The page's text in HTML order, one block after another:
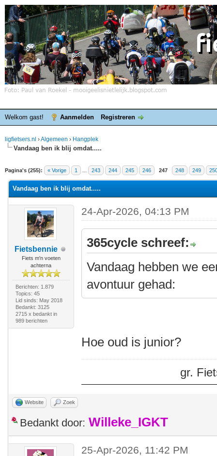
Welkom gast! Aanmelden Registreren
ligfietsers.nl ›Algemeen › Hangplek
Vandaag ben ik blij omdat.....
Pagina's (255): « Vorige 1 243 244 245 246 247 248 249
waardering is 4.25
Vandaag ben ik blij omdat.....
Fietsbennie
Fiets m'n voeten
achterna
Berichten: 1.879
Topics: 45
Lid sinds: May 2018
Bedankt: 3125
2715 x bedankt in
989 berichten
24-Apr-2026, 04:13 PM
365cycle schreef:
Vandaag hebben we
avontuur gehad:
Hoe oud is junior?
gr.
Website Zoek
Bedankt door: Willeke_IGKT
25-Apr-2026, 11:42 PM